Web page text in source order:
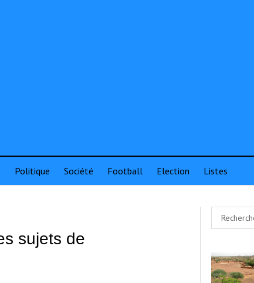
Politique Société Football Election Listes
sujets de